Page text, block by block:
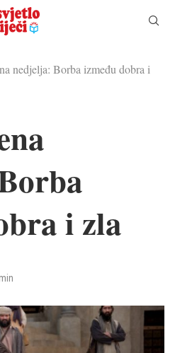
nedjelja: Borba između dobra i
i zla